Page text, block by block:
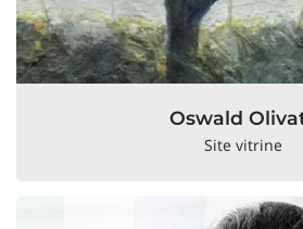
Oswald
Site vitrine